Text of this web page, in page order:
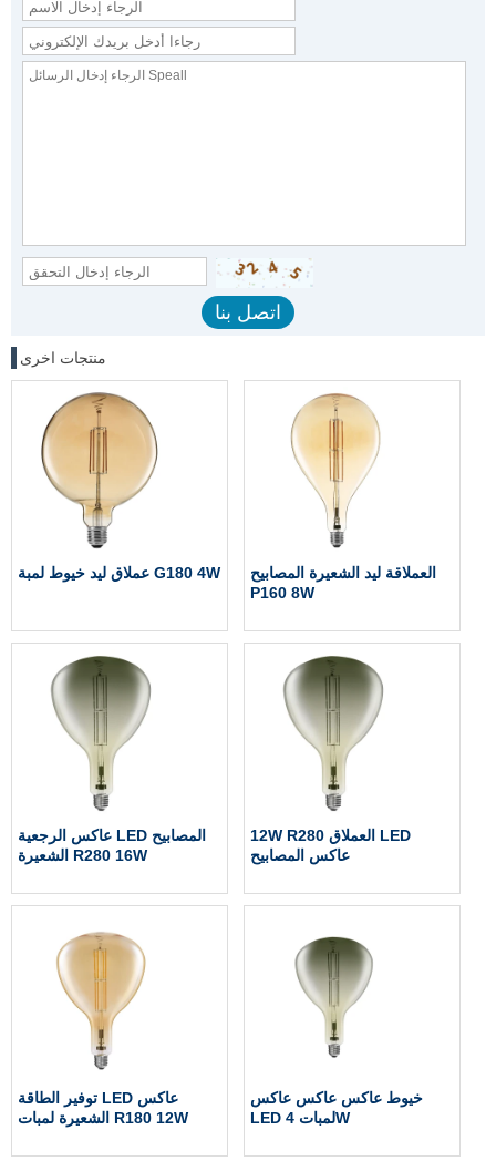
منتجات اخرى
عملاق ليد خيوط لمبة G180 4W
العملاقة ليد الشعيرة المصابيح
P160 8W
عاكس الرجعية LED المصابيح
الشعيرة R280 16W
12W R280 العملاق LED
عاكس المصابيح
توفير الطاقة LED عاكس
الشعيرة لمبات R180 12W
خيوط عاكس عاكس عاكس
LED لمبات 4W